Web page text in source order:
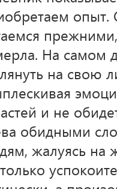
На самом
на свою
и не
обидными
жалуясь на